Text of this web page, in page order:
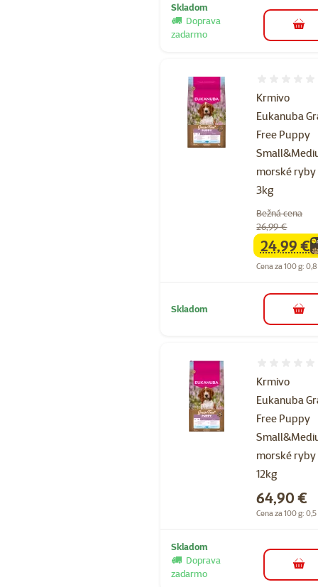
Skladom
Doprava
zadarmo
do
Krmivo
Eukanuba
Free Puppy
morské ryby
3kg
Bežná cena
26,99 €
family
24,99 €
Cena za 100 g:
Skladom do
Krmivo
Eukanuba
Free Puppy
morské ryby
12kg
Cena
64,90 €
Cena za 100 g:
Skladom
Doprava
zadarmo
do